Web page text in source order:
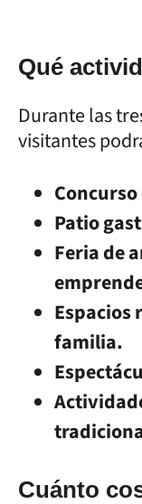
Qué
Durante las
visitantes
Patio
Feria de
Espacios
familia.
Cuánto